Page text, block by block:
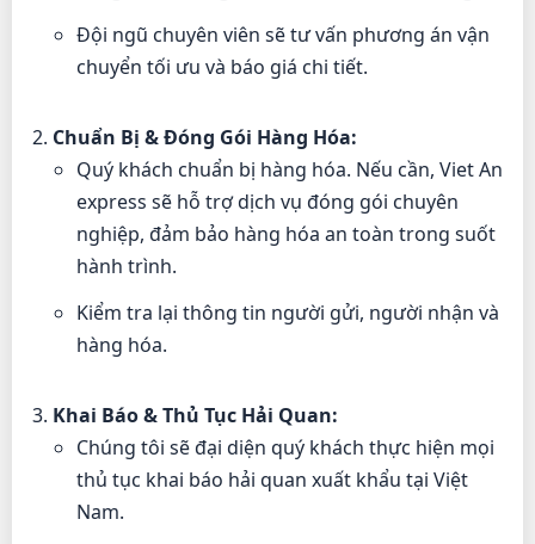
Đội ngũ chuyên viên sẽ tư vấn phương án vận
chuyển tối ưu và báo giá chi tiết.
Chuẩn Bị & Đóng Gói Hàng Hóa:
Quý khách chuẩn bị hàng hóa. Nếu cần, Viet An
express sẽ hỗ trợ dịch vụ đóng gói chuyên
nghiệp, đảm bảo hàng hóa an toàn trong suốt
hành trình.
Kiểm tra lại thông tin người gửi, người nhận và
hàng hóa.
Khai Báo & Thủ Tục Hải Quan:
Chúng tôi sẽ đại diện quý khách thực hiện mọi
thủ tục khai báo hải quan xuất khẩu tại Việt
Nam.